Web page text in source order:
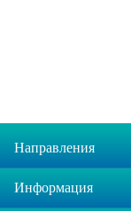
Направления
Информация